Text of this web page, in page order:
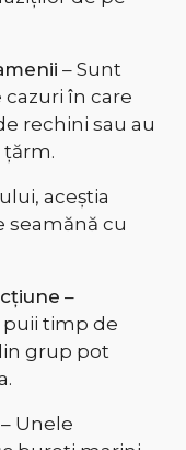
– Sunt
în care
rechini sau au
aceștia
seamănă cu
–
puii timp de
grup pot
– Unele